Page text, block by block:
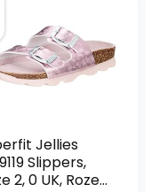
Jellies
Slippers,
2, 0 UK, Roze